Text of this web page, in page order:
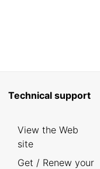
Technical support
View the Web
site
Get / Renew your